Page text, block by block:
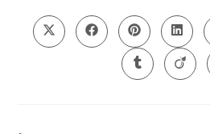
Opens
in
Opens
in
Opens
in
a
new
window
Opens
in
a
new
window
Opens
in
Opens
in